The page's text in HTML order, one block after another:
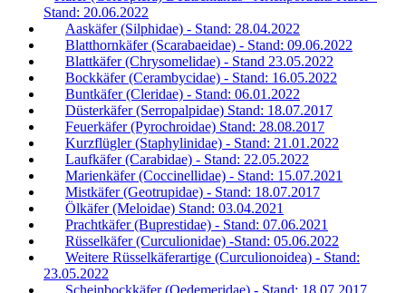
Stand: 20.06.2022
Aaskäfer (Silphidae) - Stand: 28.04.2022
Blatthornkäfer (Scarabaeidae) - Stand: 09.06.2022
Blattkäfer (Chrysomelidae) - Stand 23.05.2022
Bockkäfer (Cerambycidae) - Stand: 16.05.2022
Buntkäfer (Cleridae) - Stand: 06.01.2022
Düsterkäfer (Serropalpidae) Stand: 18.07.2017
Feuerkäfer (Pyrochroidae) Stand: 28.08.2017
Kurzflügler (Staphylinidae) - Stand: 21.01.2022
Laufkäfer (Carabidae) - Stand: 22.05.2022
Marienkäfer (Coccinellidae) - Stand: 15.07.2021
Mistkäfer (Geotrupidae) - Stand: 18.07.2017
Ölkäfer (Meloidae) Stand: 03.04.2021
Prachtkäfer (Buprestidae) - Stand: 07.06.2021
Rüsselkäfer (Curculionidae) -Stand: 05.06.2022
Weitere Rüsselkäferartige (Curculionoidea) - Stand:
23.05.2022
Scheinbockkäfer (Oedemeridae) - Stand: 18.07.2017